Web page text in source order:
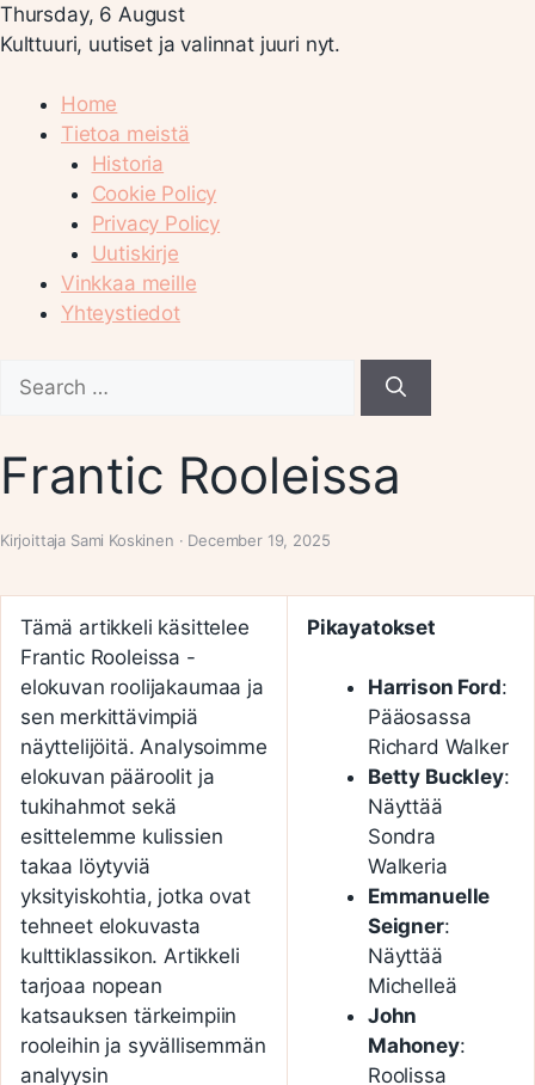
Thursday, 6 August
Kulttuuri, uutiset ja valinnat juuri nyt.
Home
Tietoa meistä
Historia
Cookie Policy
Privacy Policy
Uutiskirje
Vinkkaa meille
Yhteystiedot
for:
Frantic Rooleissa
Kirjoittaja Sami Koskinen · December 19, 2025
Tämä artikkeli käsittelee
Frantic Rooleissa -
elokuvan roolijakaumaa ja
sen merkittävimpiä
näyttelijöitä. Analysoimme
elokuvan pääroolit ja
tukihahmot sekä
esittelemme kulissien
takaa löytyviä
yksityiskohtia, jotka ovat
tehneet elokuvasta
kulttiklassikon. Artikkeli
tarjoaa nopean
katsauksen tärkeimpiin
rooleihin ja syvällisemmän
analyysin
Pikayatokset
Harrison Ford:
Pääosassa
Richard Walker
Betty Buckley:
Näyttää
Sondra
Walkeria
Emmanuelle
Seigner:
Näyttää
Michelleä
John
Mahoney:
Roolissa